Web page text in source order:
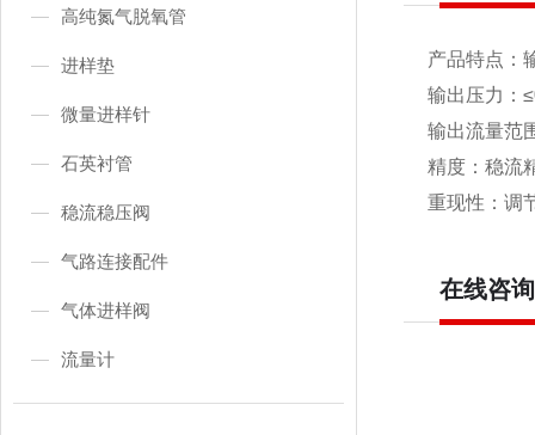
高纯氮气脱氧管
进样垫
微量进样针
石英衬管
稳流稳压阀
气路连接配件
气体进样阀
流量计
产品特点：
输出压力：
输出流量范
精度：稳流
重现性：调
在线咨询